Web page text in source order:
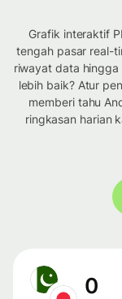
Grafik interaktif
tengah pasar real-
riwayat data
lebih baik? Atur
memberi tahu
ringkasan harian
0